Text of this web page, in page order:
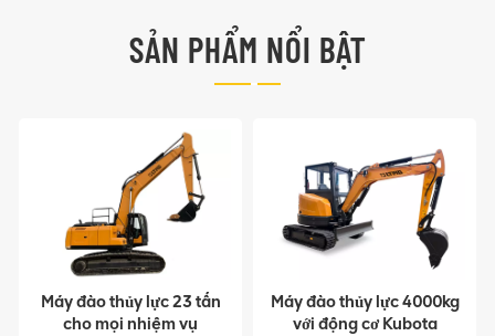
SẢN PHẨM NỔI BẬT
Máy đào thủy lực 23 tấn
cho mọi nhiệm vụ
Máy đào thủy lực 4000kg
với động cơ Kubota